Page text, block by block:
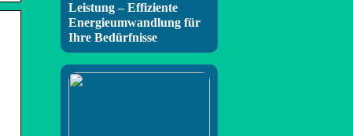
Leistung – Effiziente
Energieumwandlung für
Ihre Bedürfnisse